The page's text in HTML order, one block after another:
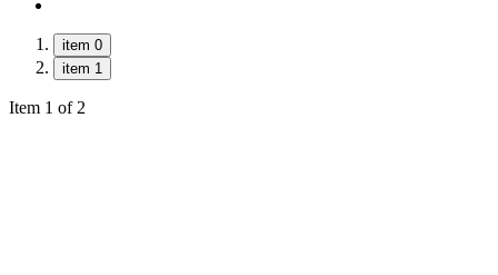
item 0
item 1
Item 1 of 2